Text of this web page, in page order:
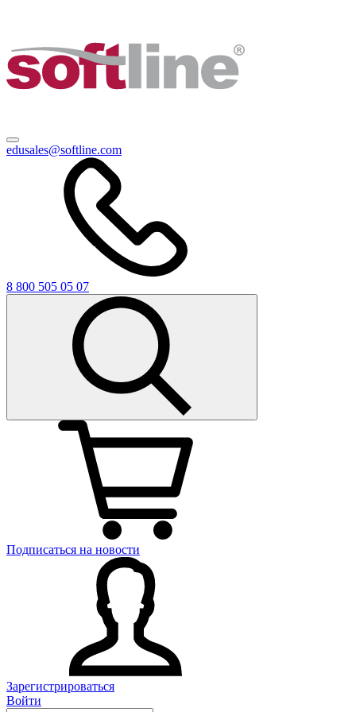
edusales@softline.com
8 800 505 05 07
Подписаться на новости
Зарегистрироваться
Войти